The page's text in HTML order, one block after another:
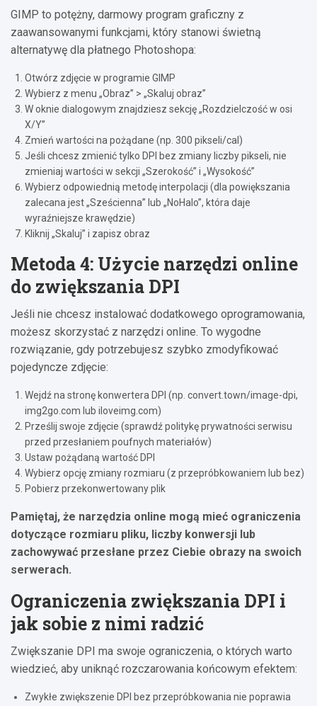
GIMP to potężny, darmowy program graficzny z
zaawansowanymi funkcjami, który stanowi świetną
alternatywę dla płatnego Photoshopa:
Otwórz zdjęcie w programie GIMP
Wybierz z menu „Obraz” > „Skaluj obraz”
W oknie dialogowym znajdziesz sekcję „Rozdzielczość w osi
X/Y”
Zmień wartości na pożądane (np. 300 pikseli/cal)
Jeśli chcesz zmienić tylko DPI bez zmiany liczby pikseli, nie
zmieniaj wartości w sekcji „Szerokość” i „Wysokość”
Wybierz odpowiednią metodę interpolacji (dla powiększania
zalecana jest „Sześcienna” lub „NoHalo”, która daje
wyraźniejsze krawędzie)
Kliknij „Skaluj” i zapisz obraz
Metoda 4: Użycie narzędzi online
do zwiększania DPI
Jeśli nie chcesz instalować dodatkowego oprogramowania,
możesz skorzystać z narzędzi online. To wygodne
rozwiązanie, gdy potrzebujesz szybko zmodyfikować
pojedyncze zdjęcie:
Wejdź na stronę konwertera DPI (np. convert.town/image-dpi,
img2go.com lub iloveimg.com)
Prześlij swoje zdjęcie (sprawdź politykę prywatności serwisu
przed przesłaniem poufnych materiałów)
Ustaw pożądaną wartość DPI
Wybierz opcję zmiany rozmiaru (z przepróbkowaniem lub bez)
Pobierz przekonwertowany plik
Pamiętaj, że narzędzia online mogą mieć ograniczenia
dotyczące rozmiaru pliku, liczby konwersji lub
zachowywać przesłane przez Ciebie obrazy na swoich
serwerach.
Ograniczenia zwiększania DPI i
jak sobie z nimi radzić
Zwiększanie DPI ma swoje ograniczenia, o których warto
wiedzieć, aby uniknąć rozczarowania końcowym efektem:
Zwykłe zwiększenie DPI bez przepróbkowania nie poprawia